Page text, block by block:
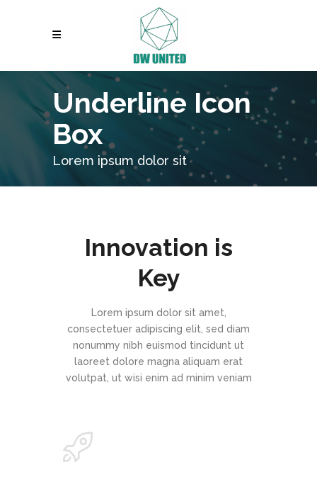
Underline Icon
Box
Lorem ipsum dolor sit
Innovation is
Key
Lorem ipsum dolor sit amet,
consectetuer adipiscing elit, sed diam
nonummy nibh euismod tincidunt ut
laoreet dolore magna aliquam erat
volutpat, ut wisi enim ad minim veniam